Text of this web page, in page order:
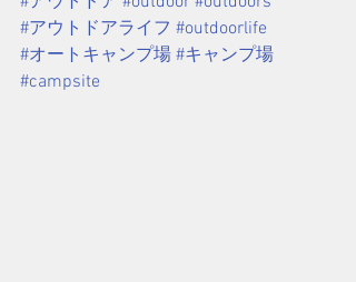
#アウトドアライフ #outdoorlife
#オートキャンプ場 #キャンプ場
#campsite